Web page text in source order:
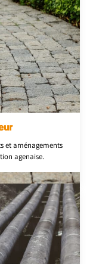
et aménagements
agenaise.